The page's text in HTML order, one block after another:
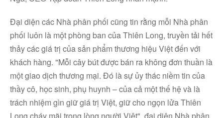
Đại diện các Nhà phân phối cũng tin rằng mỗi Nhà phân
phối luôn là một phòng ban của Thiên Long, truyền tải hết
thảy các giá trị của sản phẩm thương hiệu Việt đến với
khách hàng. "Mỗi cây bút được bán ra không đơn thuần là
một giao dịch thương mại. Đó là sự ủy thác niềm tin của
thầy cô, học sinh, phụ huynh – của cả một thế hệ và là
trách nhiệm gìn giữ giá trị Việt, giữ cho ngọn lửa Thiên
Long cháy mãi trong lòng người Việt", đại diện Nhà phân